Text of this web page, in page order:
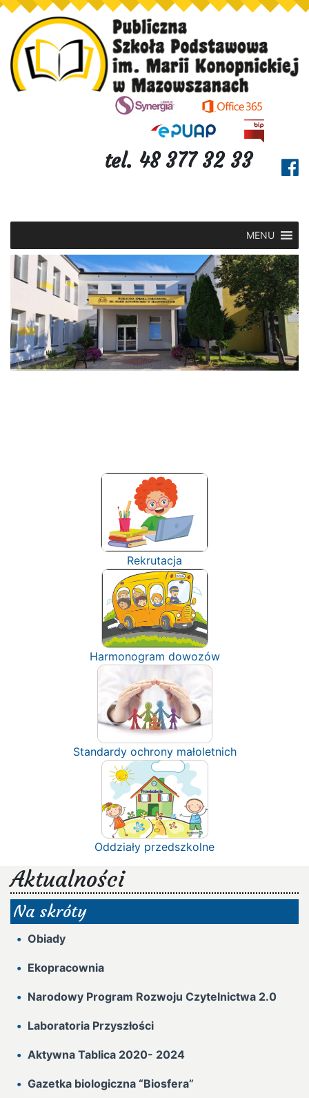
tel. 48 377 32 33
MENU
Rekrutacja
Harmonogram dowozów
Standardy ochrony małoletnich
Oddziały przedszkolne
Aktualności
Na skróty
Obiady
Ekopracownia
Narodowy Program Rozwoju Czytelnictwa 2.0
Laboratoria Przyszłości
Aktywna Tablica 2020- 2024
Gazetka biologiczna “Biosfera”